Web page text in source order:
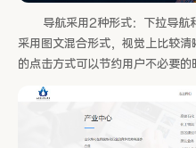
导航采用2种形式：下拉导航
采用图文混合形式，视觉上比较
的点击方式可以节约用户不必要的